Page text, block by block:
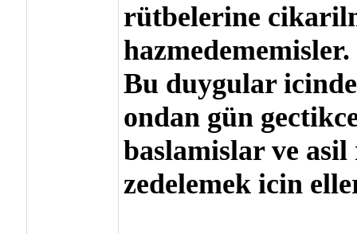
rütbelerine
hazmedememisler.
Bu duygular
ondan gün
baslamislar ve
zedelemek icin